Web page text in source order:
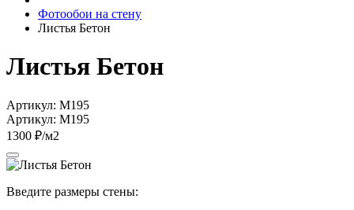
Фотообои на стену
Листья Бетон
Листья Бетон
Артикул: M195
Артикул: M195
1300 ₽/м2
Введите размеры стены: